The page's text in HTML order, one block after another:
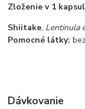
Zloženie v 1
Shiitake, Lentinula
Pomocné látky:
Dávkovanie